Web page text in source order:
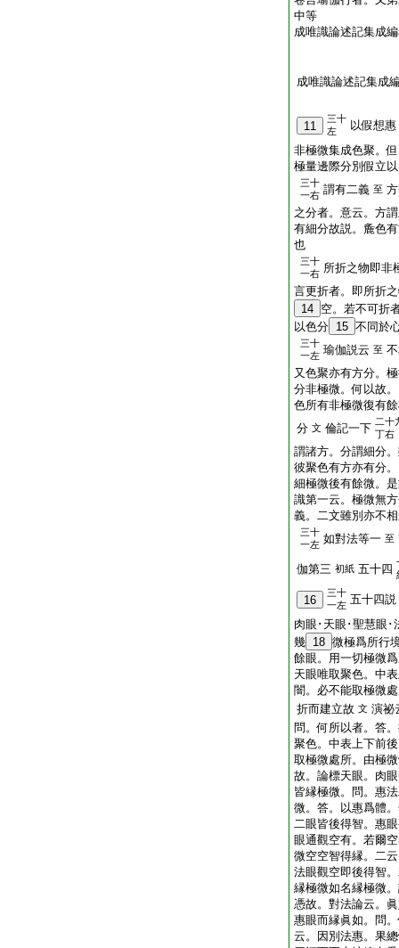
中等
成唯識論述記集成
成唯識論述記集成
11
三十
左
以假想惠
非極微集成色聚。
極量邊際分別假立
三十
一右 謂有二義 至
之分者。意云。方
有細分故説。麁色
也
三十
一右 所折之物即非
言更折者。即所折
14 空。若不可折
以色分 15 不同於
三十
一左 瑜伽説云 至
又色聚亦有方分。
分非極微。何以故
色所有非極微復有
分 文 倫記一下 二十
丁右
謂諸方。分謂細分
彼聚色有方亦有分
細極微後有餘微。
識第一云。極微無
義。二文雖別亦不
三十
一左 如對法等一 至
伽第三 初紙 五十四
16
三十
一左 五十四説
肉眼･天眼･聖慧眼･
幾 18 微極爲所行
餘眼。用一切極微
天眼唯取聚色。中
闇。必不能取極微
折而建立故 文 演祕
問。何所以者。答
聚色。中表上下前
取極微處所。由極
故。論標天眼。肉
皆縁極微。問。惠
微。答。以惠爲體
二眼皆後得智。惠
眼通觀空有。若爾
微空空智得縁。二
法眼觀空即後得智
縁極微如名縁極微
憑故。對法論云。
惠眼而縁眞如。問
云。因別法惠。果